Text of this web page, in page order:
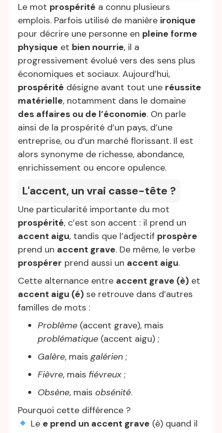
Le mot prospérité a connu plusieurs
emplois. Parfois utilisé de manière ironique
pour décrire une personne en pleine forme
physique et bien nourrie, il a
progressivement évolué vers des sens plus
économiques et sociaux. Aujourd’hui,
prospérité désigne avant tout une réussite
matérielle, notamment dans le domaine
des affaires ou de l’économie. On parle
ainsi de la prospérité d’un pays, d’une
entreprise, ou d’un marché florissant. Il est
alors synonyme de richesse, abondance,
enrichissement ou encore opulence.
L'accent, un vrai casse-tête ?
Une particularité importante du mot
prospérité, c’est son accent : il prend un
accent aigu, tandis que l’adjectif prospère
prend un accent grave. De même, le verbe
prospérer prend aussi un accent aigu.
Cette alternance entre accent grave (è) et
accent aigu (é) se retrouve dans d’autres
familles de mots :
Problème (accent grave), mais
problématique (accent aigu) ;
Galère, maisgalérien ;
Fièvre, mais fiévreux ;
Obsène, mais obsénité.
Pourquoi cette différence ?
Le e prend un accent grave (è) quand il